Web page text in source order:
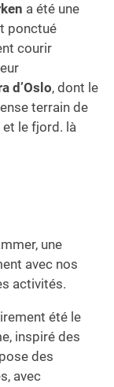
a été une
ponctué
courir
d’Oslo, dont le
terrain de
et le fjord. là
une
avec nos
activités.
été le
inspiré des
des
avec